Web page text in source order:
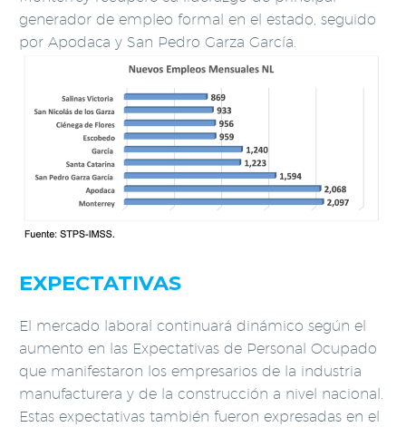
generador de empleo formal en el estado, seguido
por Apodaca y San Pedro Garza García.
EXPECTATIVAS
El mercado laboral continuará dinámico según el
aumento en las Expectativas de Personal Ocupado
que manifestaron los empresarios de la industria
manufacturera y de la construcción a nivel nacional.
Estas expectativas también fueron expresadas en el